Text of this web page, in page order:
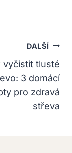
DALŠÍ
vyčistit tlusté
3 domácí
pro zdravá
střeva